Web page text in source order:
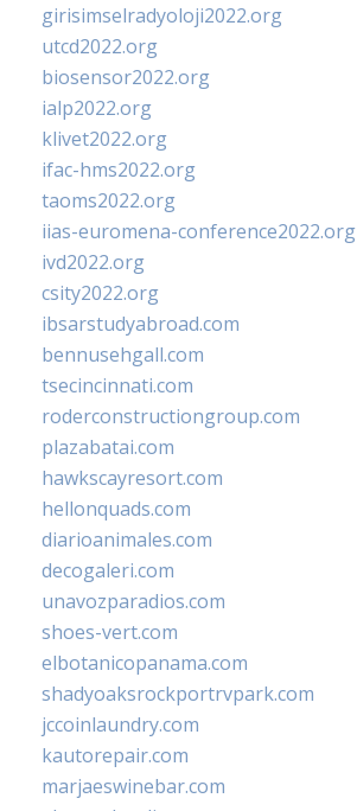
girisimselradyoloji2022.org
utcd2022.org
biosensor2022.org
ialp2022.org
klivet2022.org
ifac-hms2022.org
taoms2022.org
iias-euromena-conference2022.org
ivd2022.org
csity2022.org
ibsarstudyabroad.com
bennusehgall.com
tsecincinnati.com
roderconstructiongroup.com
plazabatai.com
hawkscayresort.com
hellonquads.com
diarioanimales.com
decogaleri.com
unavozparadios.com
shoes-vert.com
elbotanicopanama.com
shadyoaksrockportrvpark.com
jccoinlaundry.com
kautorepair.com
marjaeswinebar.com